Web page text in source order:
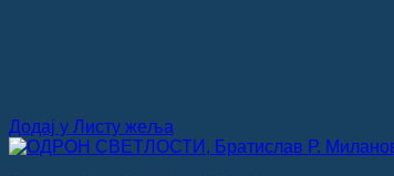
Додај у Листу жеља